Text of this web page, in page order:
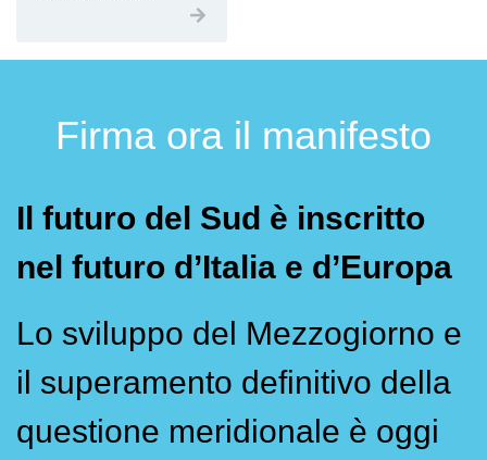
Firma ora il manifesto
Il futuro del Sud è inscritto
nel futuro d’Italia e d’Europa
Lo sviluppo del Mezzogiorno e
il superamento definitivo della
questione meridionale è oggi